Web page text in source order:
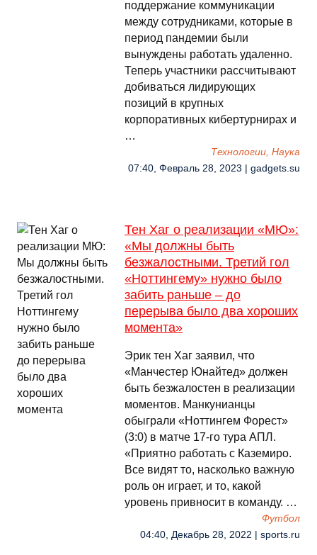
поддержание коммуникации
между сотрудниками, которые в
период пандемии были
вынуждены работать удаленно.
Теперь участники рассчитывают
добиваться лидирующих
позиций в крупных
корпоративных кибертурнирах и
…
Технологии, Наука
07:40, Февраль 28, 2023 | gadgets.su
Тен Хаг о реализации «МЮ»:
«Мы должны быть
безжалостными. Третий гол
«Ноттингему» нужно было
забить раньше – до
перерыва было два хороших
момента»
Эрик тен Хаг заявил, что
«Манчестер Юнайтед» должен
быть безжалостен в реализации
моментов. Манкунианцы
обыграли «Ноттингем Форест»
(3:0) в матче 17-го тура АПЛ.
«Приятно работать с Каземиро.
Все видят то, насколько важную
роль он играет, и то, какой
уровень привносит в команду. …
Футбол
04:40, Декабрь 28, 2022 | sports.ru